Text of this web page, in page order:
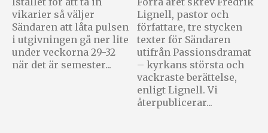
integritet och kommer inte att skicka skräppost till din
inkorg.
Prenumerera på Sändarens nyhetsbrev.
vikarier så väljer
Sändaren att låta pulsen
i utgivningen gå ner lite
under veckorna 29-32
när det är semester...
Lignell, pastor och
författare, tre stycken
texter för Sändaren
utifrån Passionsdramat
– kyrkans största och
vackraste berättelse,
enligt Lignell. Vi
återpublicerar...